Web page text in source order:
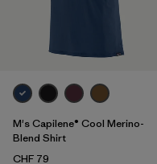
M's Capilene® Cool Merino-
Blend Shirt
CHF 79